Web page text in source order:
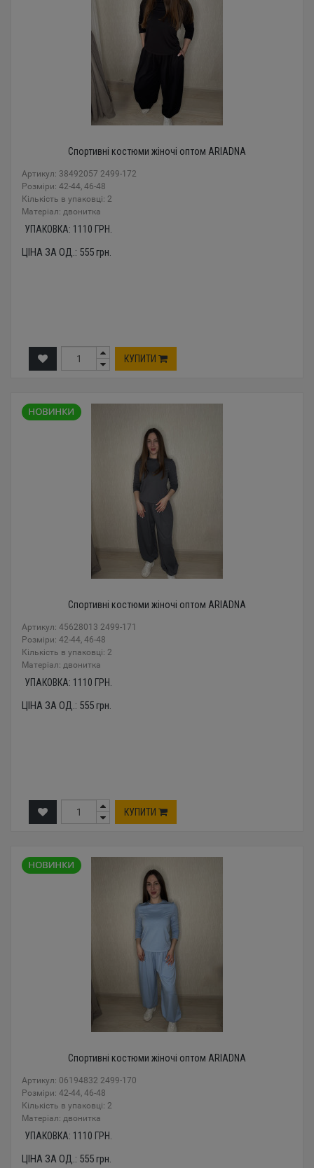
Спортивні костюми жіночі оптом ARIADNA
Артикул: 38492057 2499-172
Розміри: 42-44, 46-48
Кількість в упаковці: 2
Mатеріал: двонитка
УПАКОВКА: 1110 ГРН.
ЦІНА ЗА ОД.: 555грн.
КУПИТИ
Спортивні костюми жіночі оптом ARIADNA
Артикул: 45628013 2499-171
Розміри: 42-44, 46-48
Кількість в упаковці: 2
Mатеріал: двонитка
УПАКОВКА: 1110 ГРН.
ЦІНА ЗА ОД.: 555грн.
КУПИТИ
Спортивні костюми жіночі оптом ARIADNA
Артикул: 06194832 2499-170
Розміри: 42-44, 46-48
Кількість в упаковці: 2
Mатеріал: двонитка
УПАКОВКА: 1110 ГРН.
ЦІНА ЗА ОД.: 555грн.